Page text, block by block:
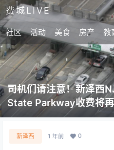
费城LIVE
社区 活动 美食 房产 教
司机们请注意！新泽西
State Parkway收费将
新泽西 1 年前 0